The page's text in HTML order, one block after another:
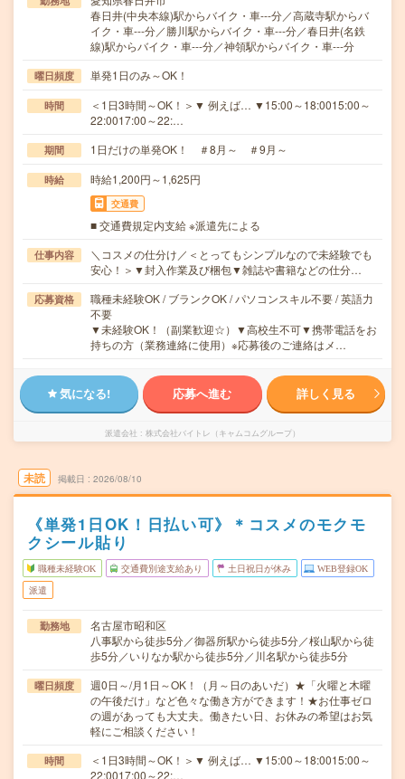
春日井(中央本線)駅からバイク・車---分／高蔵寺駅からバ
イク・車---分／勝川駅からバイク・車---分／春日井(名鉄
線)駅からバイク・車---分／神領駅からバイク・車---分
曜日頻度 単発1日のみ～OK！
時間
＜1日3時間～OK！＞▼ 例えば… ▼15:00～18:0015:00～
22:0017:00～22:…
期間 1日だけの単発OK！ ＃8月～ ＃9月～
時給 時給1,200円～1,625円
交通費
■ 交通費規定内支給 ※派遣先による
仕事内容
＼コスメの仕分け／＜とってもシンプルなので未経験でも
安心！＞▼封入作業及び梱包▼雑誌や書籍などの仕分…
応募資格
職種未経験OK / ブランクOK / パソコンスキル不要 / 英語力
不要
▼未経験OK！（副業歓迎☆）▼高校生不可▼携帯電話をお
持ちの方（業務連絡に使用）※応募後のご連絡はメ…
気になる! 応募へ進む 詳しく見る
派遣会社 株式会社バイトレ（キャムコムグループ）
未読 掲載日 2026/08/10
《単発1日OK！日払い可》＊コスメのモクモ
クシール貼り
職種未経験OK 交通費別途支給あり 土日祝日が休み WEB登録OK
派遣
勤務地
名古屋市昭和区
八事駅から徒歩5分／御器所駅から徒歩5分／桜山駅から徒
歩5分／いりなか駅から徒歩5分／川名駅から徒歩5分
曜日頻度
週0日～/月1日～OK！（月～日のあいだ）★「火曜と木曜
の午後だけ」など色々な働き方ができます！★お仕事ゼロ
の週があっても大丈夫。働きたい日、お休みの希望はお気
軽にご相談ください！
時間
＜1日3時間～OK！＞▼ 例えば… ▼15:00～18:0015:00～
22:0017:00～22:…